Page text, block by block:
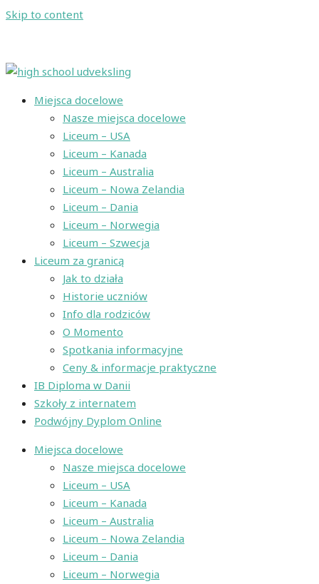
Skip to content
Miejsca docelowe
Nasze miejsca docelowe
Liceum – USA
Liceum – Kanada
Liceum – Australia
Liceum – Nowa Zelandia
Liceum – Dania
Liceum – Norwegia
Liceum – Szwecja
Liceum za granicą
Jak to działa
Historie uczniów
Info dla rodziców
O Momento
Spotkania informacyjne
Ceny & informacje praktyczne
IB Diploma w Danii
Szkoły z internatem
Podwójny Dyplom Online
Miejsca docelowe
Nasze miejsca docelowe
Liceum – USA
Liceum – Kanada
Liceum – Australia
Liceum – Nowa Zelandia
Liceum – Dania
Liceum – Norwegia